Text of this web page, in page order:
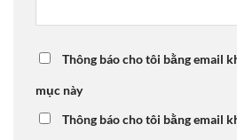
Thông báo cho tôi bằng email
mục này
Thông báo cho tôi bằng email